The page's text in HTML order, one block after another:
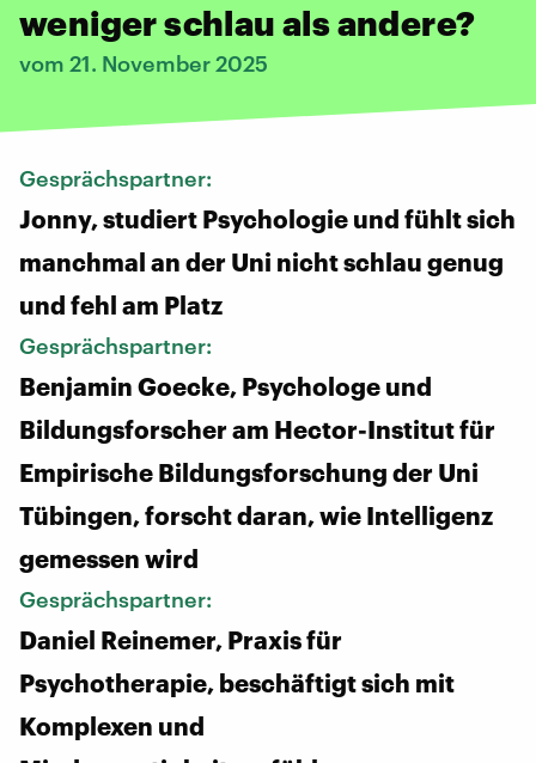
weniger schlau als andere?
vom 21. November 2025
Gesprächspartner:
Jonny, studiert Psychologie und fühlt sich
manchmal an der Uni nicht schlau genug
und fehl am Platz
Gesprächspartner:
Benjamin Goecke, Psychologe und
Bildungsforscher am Hector-Institut für
Empirische Bildungsforschung der Uni
Tübingen, forscht daran, wie Intelligenz
gemessen wird
Gesprächspartner:
Daniel Reinemer, Praxis für
Psychotherapie, beschäftigt sich mit
Komplexen und